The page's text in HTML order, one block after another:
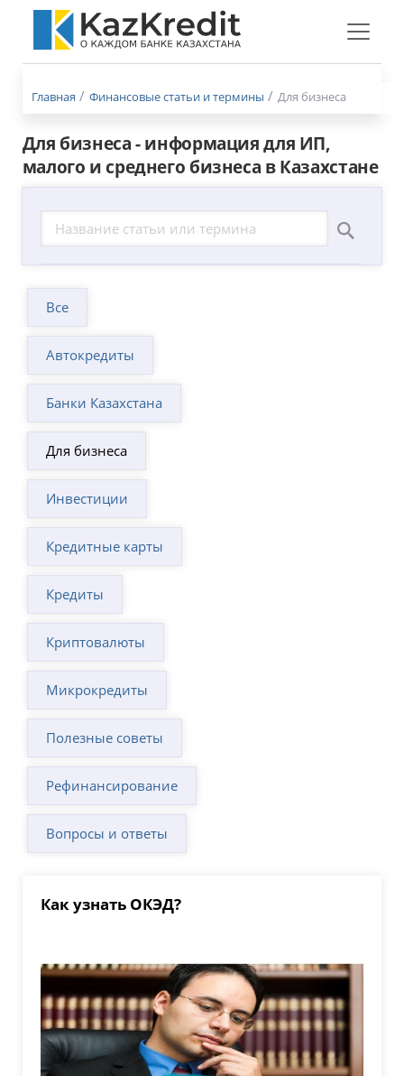
Меню
Главная Финансовые статьи и термины Для бизнеса
Для бизнеса - информация для ИП,
малого и среднего бизнеса в Казахстане
Все
Автокредиты
Банки Казахстана
Для бизнеса
Инвестиции
Кредитные карты
Кредиты
Криптовалюты
Микрокредиты
Полезные советы
Рефинансирование
Вопросы и ответы
Как узнать ОКЭД?